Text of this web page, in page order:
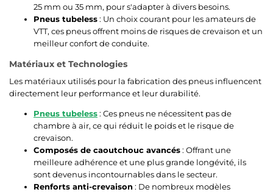
25 mm ou 35 mm, pour s'adapter à divers besoins.
Pneus tubeless: Un choix courant pour les amateurs de
VTT, ces pneus offrent moins de risques de crevaison et un
meilleur confort de conduite.
Matériaux et Technologies
Les matériaux utilisés pour la fabrication des pneus influencent
directement leur performance et leur durabilité.
Pneus tubeless: Ces pneus ne nécessitent pas de
chambre à air, ce qui réduit le poids et le risque de
crevaison.
Composés de caoutchouc avancés: Offrant une
meilleure adhérence et une plus grande longévité, ils
sont devenus incontournables dans le secteur.
Renforts anti-crevaison: De nombreux modèles